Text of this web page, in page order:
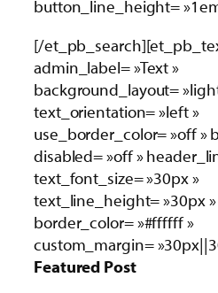
button_line_height=
[/
admin_label= »Text »
background_layout=
text_orientation= »left »
use_border_color= »off »
disabled= »off »
text_font_size= »30px »
text_line_height= »30px »
border_color= »#ffffff »
custom_margin=
Featured Post